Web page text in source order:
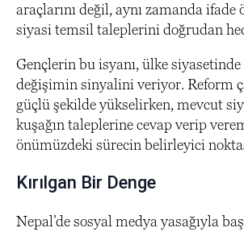
araçlarını değil, aynı zamanda
siyasi temsil taleplerini doğrudan
Gençlerin bu isyanı, ülke
değişimin sinyalini veriyor. Reform
güçlü şekilde yükselirken, mevcut
kuşağın taleplerine cevap verip
önümüzdeki sürecin belirleyici
Kırılgan Bir Denge
Nepal’de sosyal medya yasağıyla